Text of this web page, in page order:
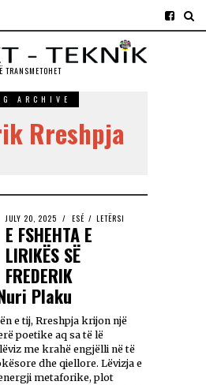
TRANSMETOHET
ARCHIVE
Rreshpja
JULY 20, 2025 ESÉ / LETËRSI
E FSHEHTA E
LIRIKËS SË
FREDERIK
Plaku
e tij, Rreshpja krijon një
poetike aq sa të lë
me krahë engjëlli në të
dhe qiellore. Lëvizja e
metaforike, plot